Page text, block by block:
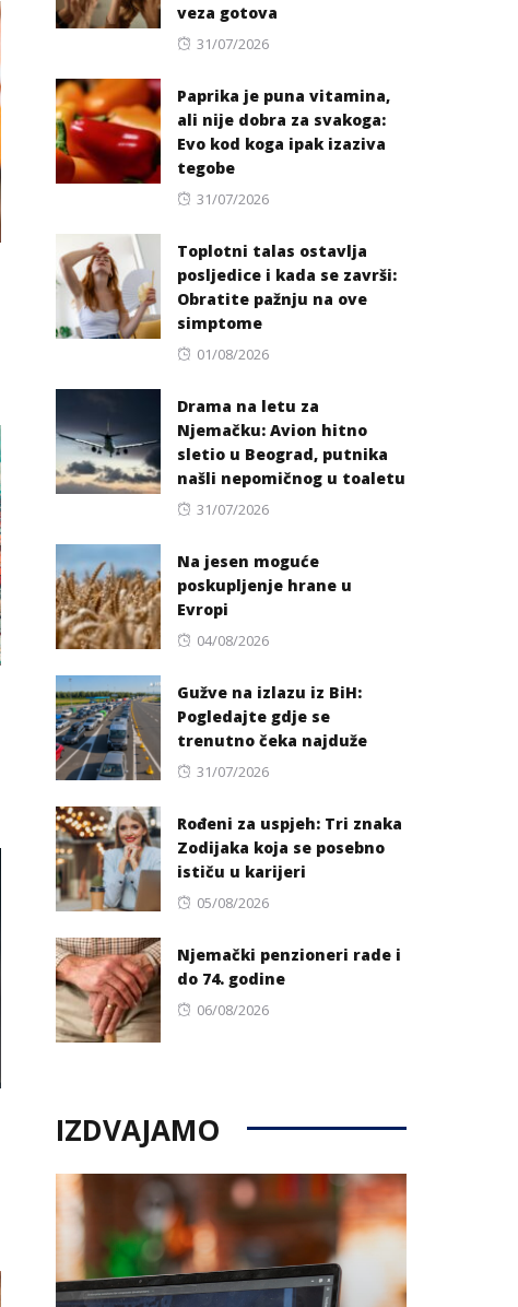
veza gotova
Posted
31/07/2026
Paprika je puna vitamina,
ali nije dobra za svakoga:
Evo kod koga ipak izaziva
tegobe
Posted
31/07/2026
Toplotni talas ostavlja
posljedice i kada se završi:
Obratite pažnju na ove
simptome
Posted
01/08/2026
Drama na letu za
Njemačku: Avion hitno
sletio u Beograd, putnika
našli nepomičnog u toaletu
Posted
31/07/2026
Na jesen moguće
poskupljenje hrane u
Evropi
Posted
04/08/2026
Gužve na izlazu iz BiH:
Pogledajte gdje se
trenutno čeka najduže
Posted
31/07/2026
Rođeni za uspjeh: Tri znaka
Zodijaka koja se posebno
ističu u karijeri
Posted
05/08/2026
Njemački penzioneri rade i
do 74. godine
Posted
06/08/2026
IZDVAJAMO